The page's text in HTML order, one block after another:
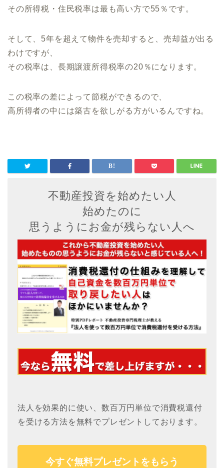
その所得税・住民税率は最も高い方で55％です。
そして、5年を超えて物件を売却すると、売却益が出る
わけですが、
その税率は、長期譲渡所得税率の20％になります。
この税率の差によって節税ができるので、
高所得者の中には築古を欲しがる方がいるんですね。
不動産投資を始めたい人
始めたのに
思うようにお金が残らない人へ
法人を効果的に使い、数百万円単位で消費税還付
を受ける方法を無料でプレゼントしております。
今すぐ無料プレゼントをもらう